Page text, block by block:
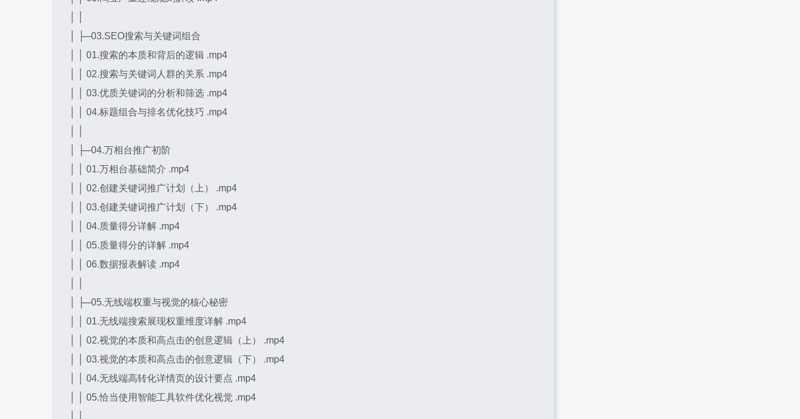
│ ├─03.SEO搜索与关键词组合
│ │ 01.搜索的本质和背后的逻辑 .mp4
│ │ 02.搜索与关键词人群的关系 .mp4
│ │ 03.优质关键词的分析和筛选 .mp4
│ │ 04.标题组合与排名优化技巧 .mp4
│ ├─04.万相台推广初阶
│ │ 01.万相台基础简介 .mp4
│ │ 02.创建关键词推广计划（上） .mp4
│ │ 03.创建关键词推广计划（下） .mp4
│ │ 04.质量得分详解 .mp4
│ │ 05.质量得分的详解 .mp4
│ │ 06.数据报表解读 .mp4
│ ├─05.无线端权重与视觉的核心秘密
│ │ 01.无线端搜索展现权重维度详解 .mp4
│ │ 02.视觉的本质和高点击的创意逻辑（上） .mp4
│ │ 03.视觉的本质和高点击的创意逻辑（下） .mp4
│ │ 04.无线端高转化详情页的设计要点 .mp4
│ │ 05.恰当使用智能工具软件优化视觉 .mp4